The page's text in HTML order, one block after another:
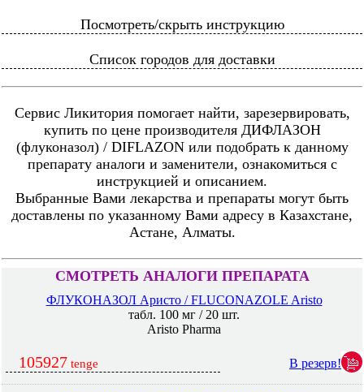
Посмотреть/скрыть инструкцию
Список городов для доставки
Сервис Ликитория помогает найти, зарезервировать,
купить по цене производителя ДИФЛАЗОН
(флуконазол) / DIFLAZON или подобрать к данному
препарату аналоги и заменители, ознакомиться с
инструкцией и описанием.
Выбранные Вами лекарства и препараты могут быть
доставлены по указанному Вами адресу в Казахстане,
Астане, Алматы.
СМОТРЕТЬ АНАЛОГИ ПРЕПАРАТА
ФЛУКОНАЗОЛ Аристо / FLUCONAZOLE Aristo
табл. 100 мг / 20 шт.
Aristo Pharma
105927 tenge В резерв!